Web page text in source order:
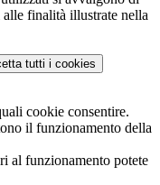
finalità illustrate nella
tutti i cookies
cookie consentire.
il funzionamento della
al funzionamento potete